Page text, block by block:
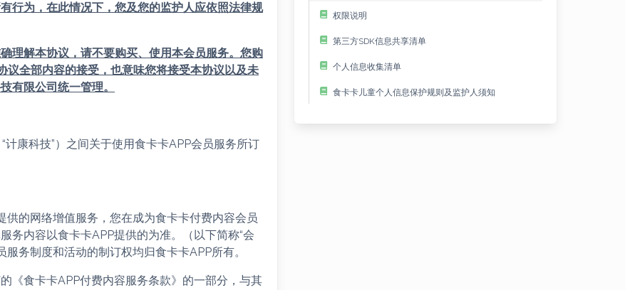
权限说明
第三方SDK信息共享清单
个人信息收集清单
食卡卡儿童个人信息保护规则及监护人须知
行为，在此情况下，您及您的监护人应依照法律规
理解本协议，请不要购买、使用本会员服务。您购
全部内容的接受，也意味您将接受本协议以及未
有限公司统一管理。
康科技”）之间关于使用食卡卡APP会员服务所订
供的网络增值服务，您在成为食卡卡付费内容会员
务内容以食卡卡APP提供的为准。（以下简称“会
务制度和活动的制订权均归食卡卡APP所有。
《食卡卡APP付费内容服务条款》的一部分，与其